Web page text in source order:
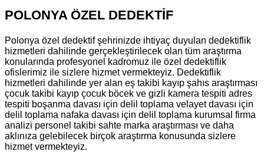
POLONYA ÖZEL DEDEKTİF
Polonya özel dedektif şehrinizde ihtiyaç duyulan dedektiflik
hizmetleri dahilinde gerçekleştirilecek olan tüm araştırma
konularında profesyonel kadromuz ile özel dedektiflik
ofislerimiz ile sizlere hizmet vermekteyiz. Dedektiflik
hizmetleri dahilinde yer alan eş takibi kayıp şahıs araştırması
çocuk takibi kayıp çocuk böcek ve gizli kamera tespiti adres
tespiti boşanma davası için delil toplama velayet davası için
delil toplama nafaka davası için delil toplama kurumsal firma
analizi personel takibi sahte marka araştırması ve daha
aklınıza gelebilecek birçok araştırma konusunda sizlere
hizmet vermekteyiz.